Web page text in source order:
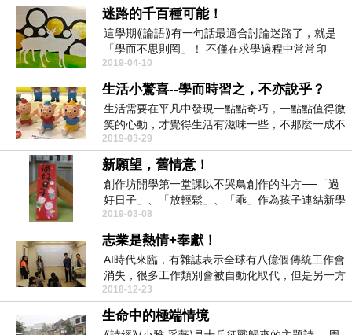
迷路的千百種可能！
這學期⟪論語⟫有一句話最適合討論迷路了，就是
「學而不思則罔」！ 不僅在求學過程中常常印
證，在生活中...
2019-04-10
生活小驚喜--學而時習之，不亦說乎？
生活需要在平凡中發現一點點奇巧，一點點值得微
笑的心動，才覺得生活有滋味一些，不那麼一成不
變。 大家...
2019-03-29
新願望，舊情意！
創作坊開學第一堂課以不哭鳥創作的斗方──「過
好日子」、「放輕鬆」、「乖」作為孩子連結新學
期...
2019-03-08
志業是熱情+奉獻！
AI時代來臨，有雜誌表示全球有八億個傳統工作會
消失，很多工作類別會被自動化取代，但是另一方
面，新...
2018-12-23
生命中的極端情境